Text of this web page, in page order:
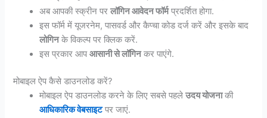
अब आपकी स्क्रीन परलॉगिन आवेदन फॉर्मप्रदर्शित होगा.
इस फॉर्म में यूजरनेम, पासवर्ड और कैप्चा कोड दर्ज करें और इसके बाद
लोगिनके विकल्प पर क्लिक करें.
इस प्रकार आपआसानी से लॉगिनकर पाएंगे.
मोबाइल ऐप कैसे डाउनलोड करें?
मोबाइल ऐप डाउनलोड करने के लिए सबसे पहलेउदय योजनाकी
आधिकारिक वेबसाइटपर जाएं.